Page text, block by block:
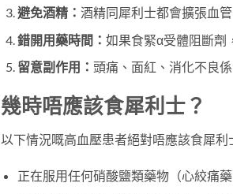
避免酒精： 酒精同犀利士都會擴張血
錯開用藥時間： 如果食緊α受體阻斷劑
留意副作用： 頭痛、面紅、消化不良
幾時唔應該食犀利士？
以下情況嘅高血壓患者絕對唔應該食犀利
正在服用任何硝酸鹽類藥物（心絞痛藥